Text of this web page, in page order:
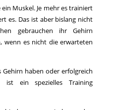
Muskel. Je mehr es trainiert
es. Das ist aber bislang nicht
gebrauchen ihr Gehirn
wenn es nicht die erwarteten
haben oder erfolgreich
ein spezielles Training